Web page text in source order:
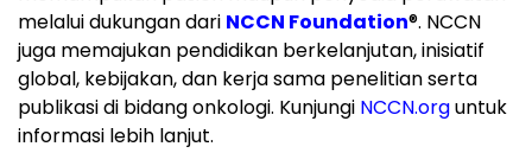
melalui dukungan dari NCCN Foundation®. NCCN
juga memajukan pendidikan berkelanjutan, inisiatif
global, kebijakan, dan kerja sama penelitian serta
publikasi di bidang onkologi. Kunjungi NCCN.orguntuk
informasi lebih lanjut.